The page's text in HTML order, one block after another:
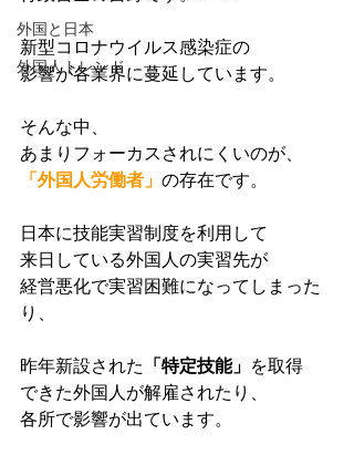
外国と日本
外国人トレンド
新型コロナウイルス感染症の
影響が各業界に蔓延しています。
そんな中、
あまりフォーカスされにくいのが、
「外国人労働者」 の存在です。
日本に技能実習制度を利用して
来日している外国人の実習先が
経営悪化で実習困難になってしまった
り、
昨年新設された 「特定技能」 を取得
できた外国人が解雇されたり、
各所で影響が出ています。